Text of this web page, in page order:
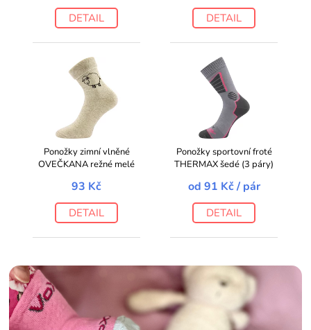
DETAIL DETAIL
Ponožky zimní vlněné
OVEČKANA režné melé
93 Kč
DETAIL
Ponožky sportovní froté
THERMAX šedé (3 páry)
od 91 Kč/ pár
DETAIL